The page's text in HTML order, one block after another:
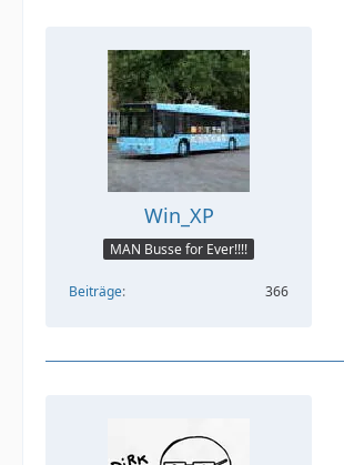
Win_XP
MAN Busse for Ever!!!!
Beiträge 366